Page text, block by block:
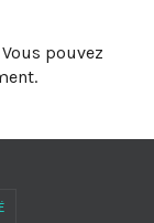
pouvez